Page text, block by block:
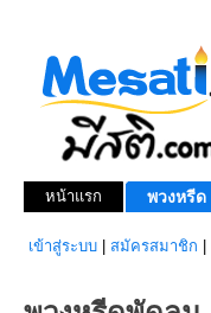
หน้าแรก พวงหรีด
เข้าสู่ระบบ สมัครสมาชิก